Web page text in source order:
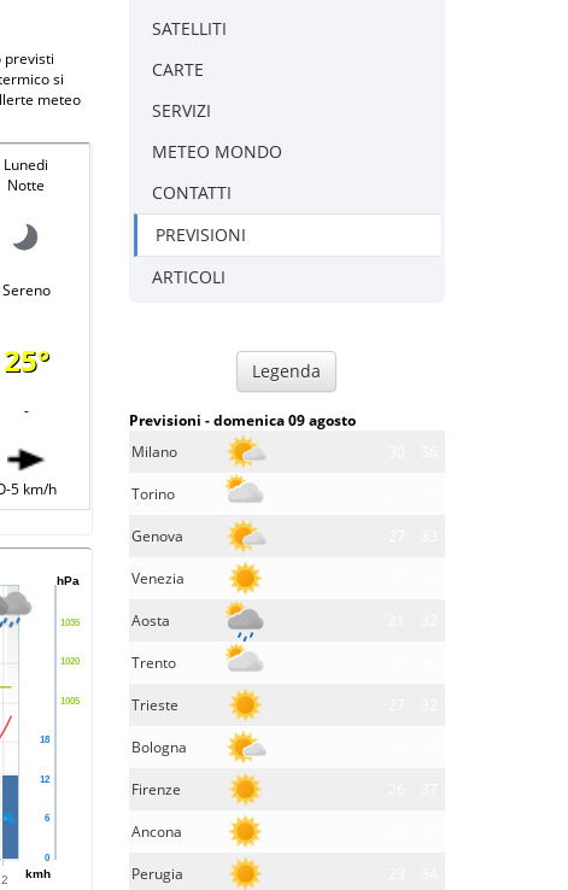
SATELLITI
CARTE
SERVIZI
METEO MONDO
CONTATTI
PREVISIONI
ARTICOLI
Legenda
Previsioni - domenica 09 agosto
Milano
Torino
Genova
Venezia
Aosta
Trento
Trieste
Bologna
Firenze
Ancona
Perugia
previsti
si
meteo
Lunedi
Notte
Sereno
25°
-
5 km/h
kmh
hPa
0
6
12
18
1005
1020
1035